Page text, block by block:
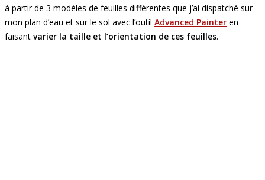
à partir de 3 modèles de feuilles différentes que j’ai dispatché sur
mon plan d’eau et sur le sol avec l’outil Advanced Painter en
faisant varier la taille et l’orientation de ces feuilles.